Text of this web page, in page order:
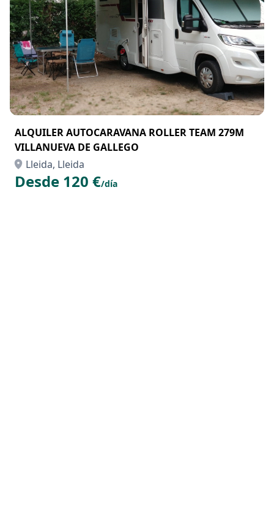
ALQUILER AUTOCARAVANA ROLLER TEAM 279M
VILLANUEVA DE GALLEGO
Lleida, Lleida
Desde 120 €/día